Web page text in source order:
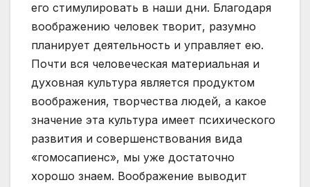
его стимулировать в наши дни. Благодаря
воображению человек творит, разумно
планирует деятельность и управляет ею.
Почти вся человеческая материальная и
духовная культура является продуктом
воображения, творчества людей, а какое
значение эта культура имеет психического
развития и совершенствования вида
«гомосапиенс», мы уже достаточно
хорошо знаем. Воображение выводит